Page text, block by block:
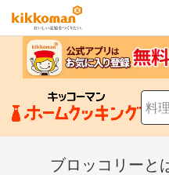
ブロッコリーと